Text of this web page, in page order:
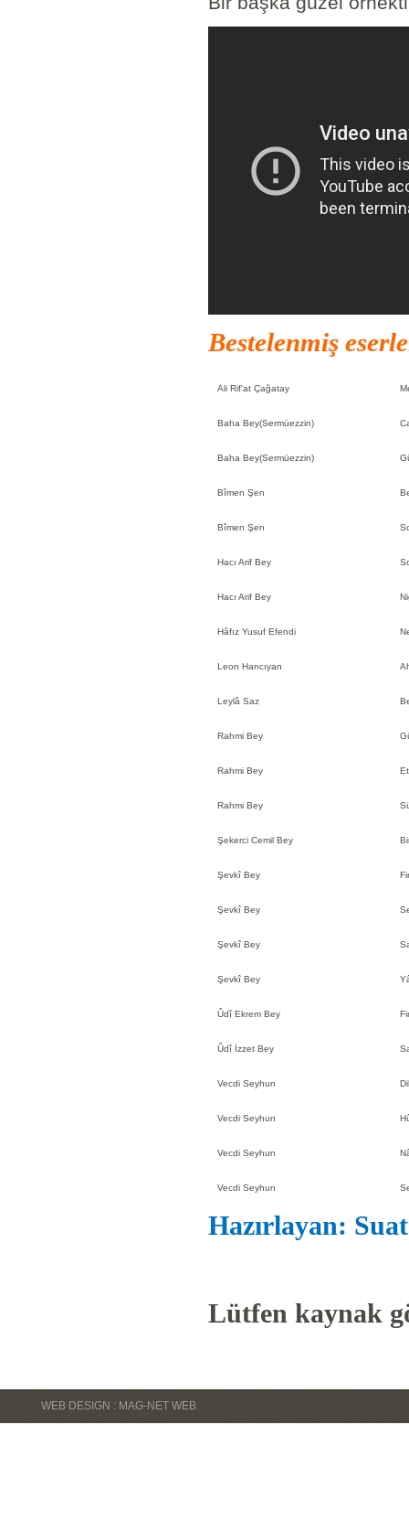
Bestelenmiş
Ali Rif'at Çağatay
Baha Bey(Sermüezzin)
Baha Bey(Sermüezzin)
Bîmen Şen
Bîmen Şen
Hacı Arif Bey
Hacı Arif Bey
Hâfız Yusuf Efendi
Leon Hancıyan
Leylâ Saz
Rahmi Bey
Rahmi Bey
Rahmi Bey
Şekerci Cemil Bey
Şevkî Bey
Şevkî Bey
Şevkî Bey
Şevkî Bey
Ûdî Ekrem Bey
Ûdî İzzet Bey
Vecdi Seyhun
Vecdi Seyhun
Vecdi Seyhun
Vecdi Seyhun
Hazırlayan:
Lütfen kaynak
WEB DESIGN : MAG-NET WEB